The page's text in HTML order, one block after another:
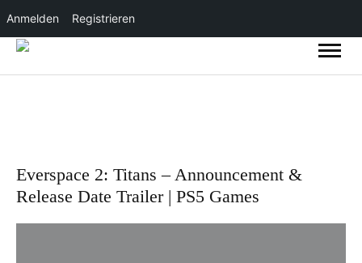
Anmelden Registrieren
Everspace 2: Titans – Announcement &
Release Date Trailer | PS5 Games